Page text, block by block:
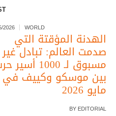
2026 WORLD
الهدنة المؤقتة التي
صدمت العالم: تبادل غير
مسبوق لـ 1000
بين موسكو وكييف في
مايو 2026
BY EDITORIAL